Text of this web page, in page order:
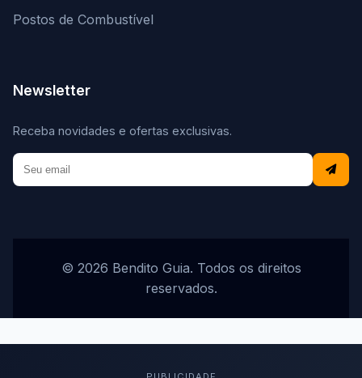
Postos de Combustível
Newsletter
Receba novidades e ofertas exclusivas.
© 2026 Bendito Guia. Todos os direitos
reservados.